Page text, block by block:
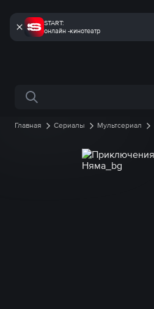
START:
онлайн -кинотеатр
Поиск по сайту
Главная Сериалы Мультсериал